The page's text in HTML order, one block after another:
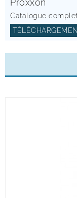
Proxxon
Catalogue